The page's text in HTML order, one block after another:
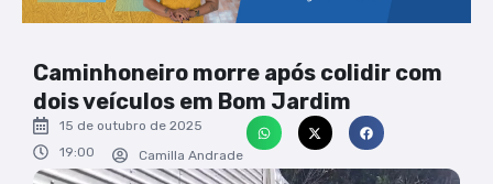
Caminhoneiro morre após colidir com
dois veículos em Bom Jardim
15 de outubro de 2025
19:00
Camilla Andrade